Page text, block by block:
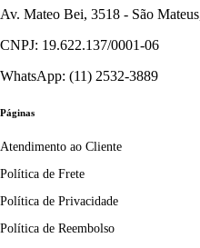
Av. Mateo Bei, 3518 - São
CNPJ: 19.622.137/0001-06
WhatsApp: (11) 2532-3889
Páginas
Atendimento ao Cliente
Política de Frete
Política de Privacidade
Política de Reembolso